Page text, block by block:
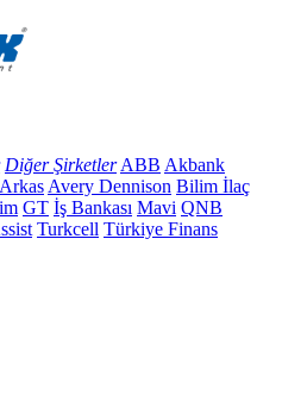
Diğer Şirketler ABB Akbank
Arkas Avery Dennison Bilim İlaç
GT İş Bankası Mavi QNB
Turkcell Türkiye Finans